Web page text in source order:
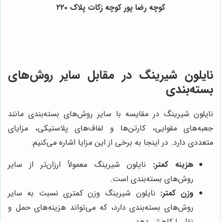
کوچه رضا پور کوچه زکات پلاک ۲۲۰
نایلون شیرینگ در مقابل سایر روش‌های
بسته‌بندی
نایلون شیرینگ در مقایسه با سایر روش‌های بسته‌بندی مانند
جعبه‌های مقوایی، کارتن‌ها و لفاف‌های پلاستیکی، مزایای
متعددی دارد. در اینجا به برخی از این مزایا اشاره می‌کنیم:
هزینه کمتر: نایلون شیرینگ معمولاً ارزان‌تر از سایر
روش‌های بسته‌بندی است.
وزن کمتر: نایلون شیرینگ وزن کمتری نسبت به سایر
روش‌های بسته‌بندی دارد، که می‌تواند هزینه‌های حمل و